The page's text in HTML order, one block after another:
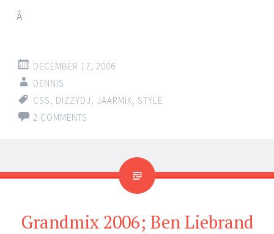
Â
DECEMBER 17, 2006
DENNIS
CSS
DIZZYDJ JAARMIX STYLE
2 COMMENTS
Grandmix 2006; Ben Liebrand